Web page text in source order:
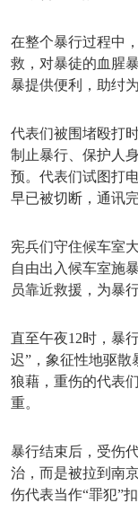
在整个暴行过程中
救，对暴徒的血腥
暴提供便利，助纣为
代表们被围堵殴打
制止暴行、保护人
预。代表们试图打
早已被切断，通讯
宪兵们守住候车室
自由出入候车室施
员靠近救援，为暴
直至午夜12时，暴
迟”，象征性地驱
狼藉，重伤的代表
重。
暴行结束后，受伤
治，而是被拉到南
伤代表当作“罪犯”